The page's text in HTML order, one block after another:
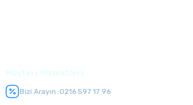
Bizi Arayın :0216 597 17 96